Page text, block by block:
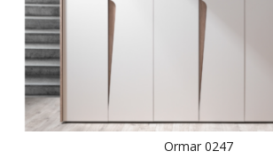
Ormar 0247